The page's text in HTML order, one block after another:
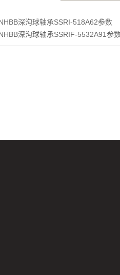
深沟球轴承SSRI-518A62参数
深沟球轴承SSRIF-5532A91参